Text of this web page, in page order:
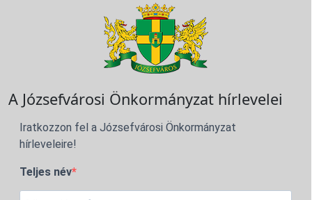
A Józsefvárosi Önkormányzat hírlevelei
Iratkozzon fel a Józsefvárosi Önkormányzat
hírleveleire!
Teljes név